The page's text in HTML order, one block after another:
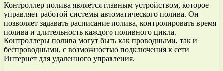
Контроллер полива является главным устройством, которое
управляет работой системы автоматического полива. Он
позволяет задавать расписание полива, контролировать время
полива и длительность каждого поливного цикла.
Контроллеры полива могут быть как проводными, так и
беспроводными, с возможностью подключения к сети
Интернет для удаленного управления.